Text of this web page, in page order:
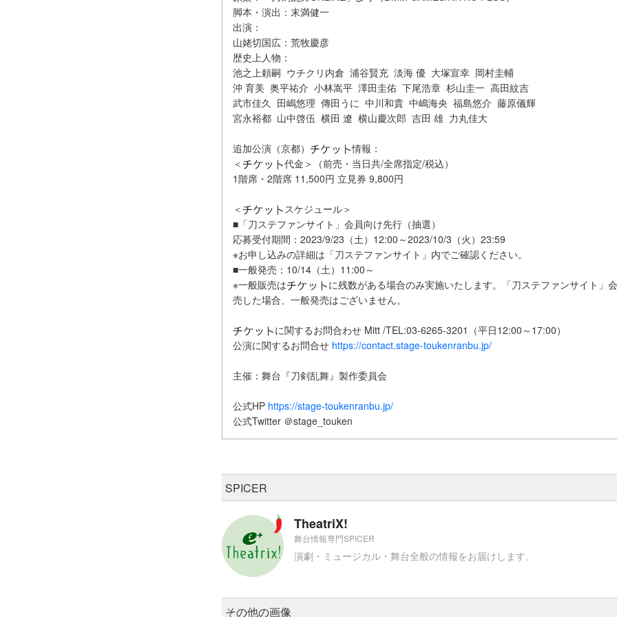
脚本・演出：末満健一
出演：
山姥切国広：荒牧慶彦
歴史上人物：
池之上頼嗣 ウチクリ内倉 浦谷賢充 淡海 優 大塚宣幸 岡村圭輔
沖 育美 奥平祐介 小林嵩平 澤田圭佑 下尾浩章 杉山圭一 高田紋吉
武市佳久 田嶋悠理 傳田うに 中川和貴 中嶋海央 福島悠介 藤原儀輝
宮永裕都 山中啓伍 横田 遼 横山慶次郎 吉田 雄 力丸佳大
追加公演（京都）
情報：
＜
代金＞（前売・当日共/全席指定/税込）
1階席・2階席 11,500円 立見券 9,800円
＜
スケジュール＞
■「刀ステファンサイト」会員向け先行（抽選）
応募受付期間：2023/9/23（土）12:00～2023/10/3（火）23:59
※お申し込みの詳細は「刀ステファンサイト」内でご確認ください。
■一般発売：10/14（土）11:00～
※一般販売は
に残数がある場合のみ実施いたします。「刀ステファンサイト」
売した場合、一般発売はございません。
に関するお問合わせ Mitt /TEL:03-6265-3201（平日12:00～17:00）
公演に関するお問合せ https://contact.stage-toukenranbu.jp/
主催：舞台『刀剣乱舞』製作委員会
公式HP https://stage-toukenranbu.jp/
公式Twitter ＠stage_touken
SPICER
TheatriX!
舞台情報専門SPICER
演劇・ミュージカル・舞台全般の情報をお届けします。
その他の画像